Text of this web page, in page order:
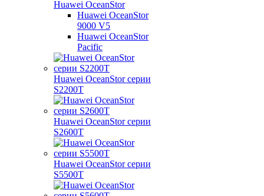
Huawei OceanStor
Huawei OceanStor
9000 V5
Huawei OceanStor
Pacific
Huawei OceanStor серии
S2200T
Huawei OceanStor серии
S2600T
Huawei OceanStor серии
S5500T